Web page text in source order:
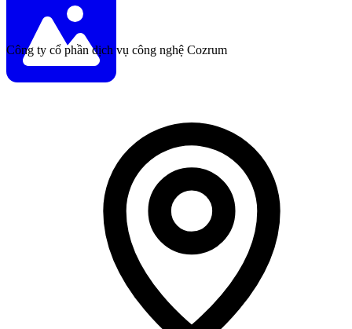
Công ty cổ phần dịch vụ công nghệ Cozrum